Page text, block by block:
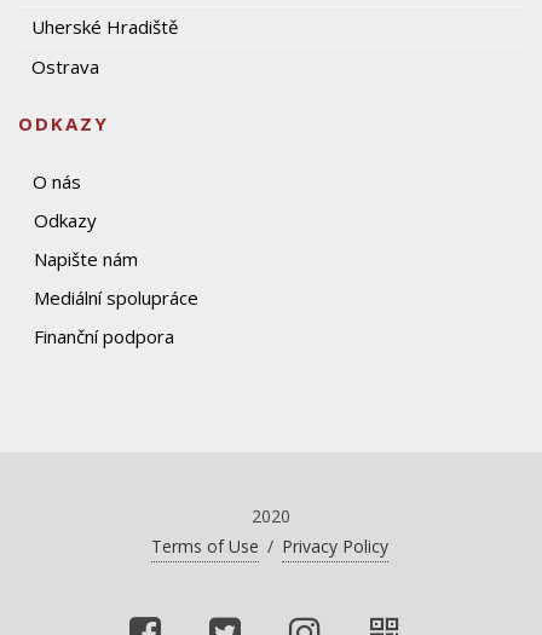
Uherské Hradiště
Ostrava
ODKAZY
O nás
Odkazy
Napište nám
Mediální spolupráce
Finanční podpora
2020
Terms of Use / Privacy Policy